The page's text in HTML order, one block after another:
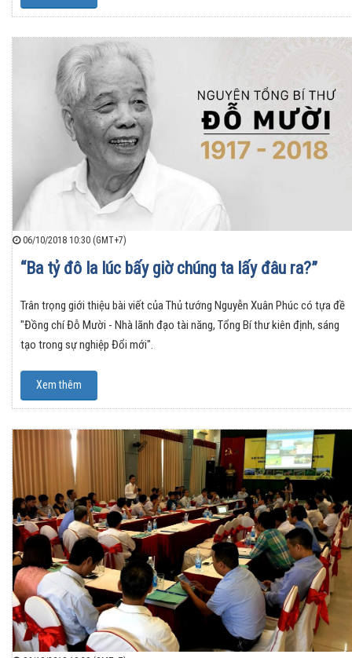
06/10/2018 10:30 (GMT+7)
“Ba tỷ đô la lúc bấy giờ chúng ta lấy đâu ra?”
Trân trọng giới thiệu bài viết của Thủ tướng Nguyễn Xuân Phúc có tựa đề
"Đồng chí Đỗ Mười - Nhà lãnh đạo tài năng, Tổng Bí thư kiên định, sáng
tạo trong sự nghiệp Đổi mới".
Xem thêm